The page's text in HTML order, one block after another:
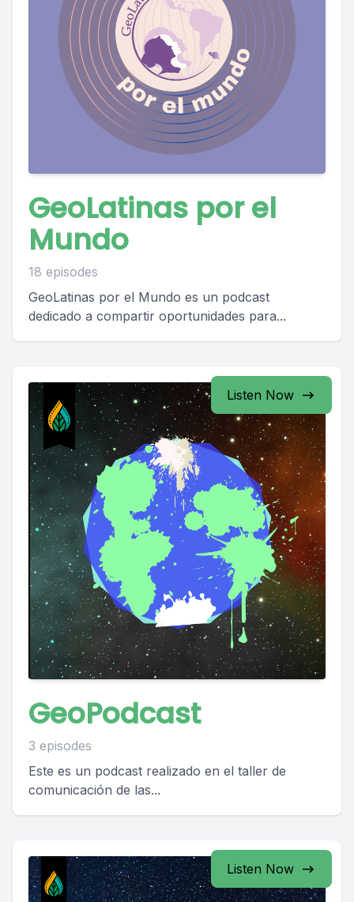
GeoLatinas por el
Mundo
18 episodes
GeoLatinas por el Mundo es un podcast
dedicado a compartir oportunidades para...
Listen Now
GeoPodcast
3 episodes
Este es un podcast realizado en el taller de
comunicación de las...
Listen Now